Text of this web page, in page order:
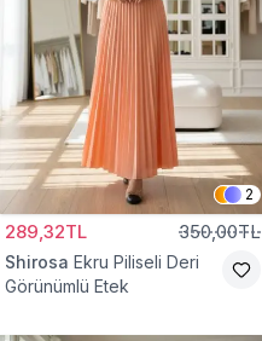
2
289,32TL 350,00TL
Shirosa Ekru Piliseli Deri
Görünümlü Etek